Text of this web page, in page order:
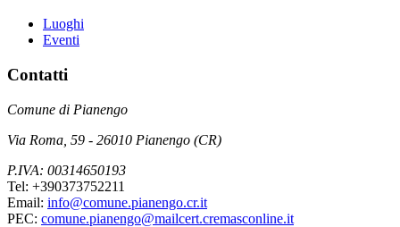
Luoghi
Eventi
Contatti
Comune di Pianengo
Via Roma, 59 - 26010 Pianengo (CR)
P.IVA: 00314650193
Tel: +390373752211
Email: info@comune.pianengo.cr.it
PEC: comune.pianengo@mailcert.cremasconline.it